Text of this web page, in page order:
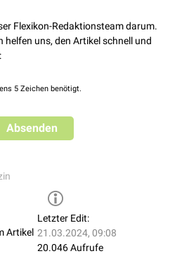
Flexikon-Redaktionsteam darum.
helfen uns, den Artikel schnell und
5 Zeichen benötigt.
Absenden
Artikel
Letzter Edit:
21.03.2024, 09:08
20.046 Aufrufe